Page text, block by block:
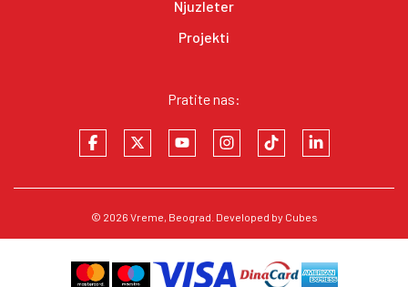
Njuzleter
Projekti
Pratite nas:
© 2026 Vreme, Beograd. Developed by Cubes